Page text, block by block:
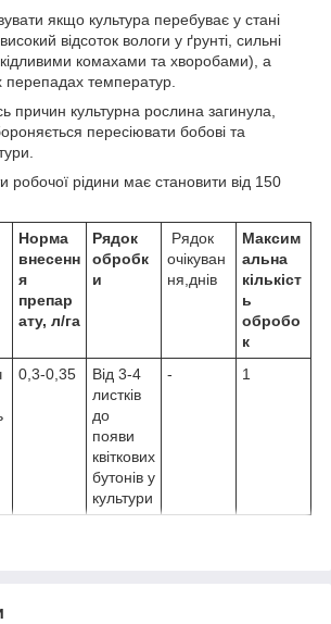
якщо культура перебуває у стані
відсоток вологи у ґрунті, сильні
комахами та хворобами), а
перепадах температур.
причин культурна рослина загинула,
пересіювати бобові та
робочої рідини має становити від 150
Норма
внесенн
я
препар
ату, л/га
Рядок
обробк
и
Рядок
очікуван
ня,днів
Максим
альна
кількіст
ь
обробо
к
0,3-0,35
Від 3-4
листків
до
появи
квіткових
бутонів у
культури
- 1